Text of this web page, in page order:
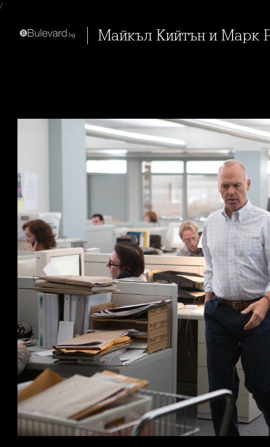
/
Майкъл Кийтън и Марк